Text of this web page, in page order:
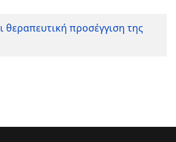
θεραπευτική προσέγγιση της